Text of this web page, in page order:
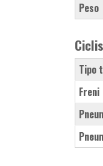
Peso
Tipo
Freni